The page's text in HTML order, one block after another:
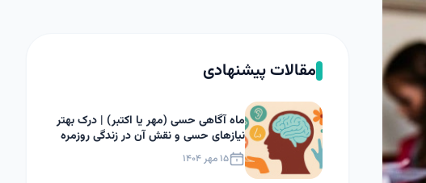
مقالات پیشنهادی
ماه آگاهی حسی (مهر یا اکتبر) | درک بهتر
نیازهای حسی و نقش آن در زندگی روزمره
۱۵ مهر ۱۴۰۴